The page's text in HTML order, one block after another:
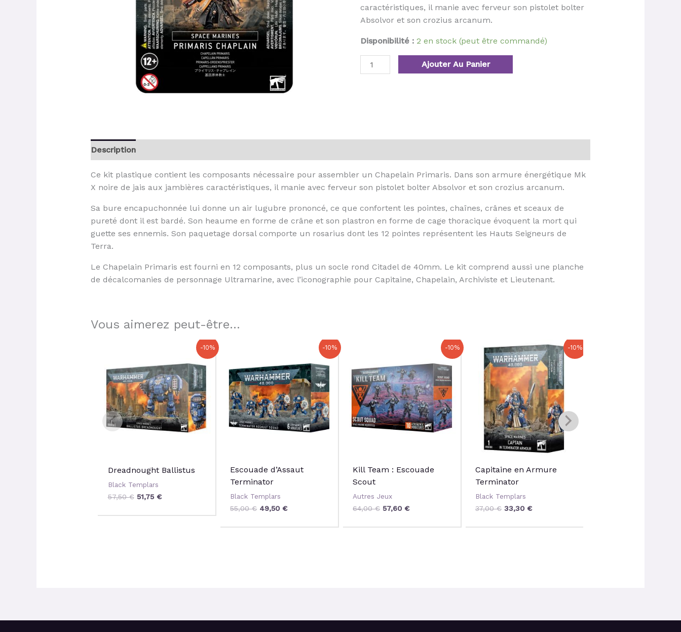
caractéristiques, il manie avec ferveur son pistolet bolter
Absolvor et son crozius arcanum.
Disponibilité : 2 en stock (peut être commandé)
Ajouter Au Panier
Description
Ce kit plastique contient les composants nécessaire pour assembler un Chapelain Primaris. Dans son armure énergétique Mk
X noire de jais aux jambières caractéristiques, il manie avec ferveur son pistolet bolter Absolvor et son crozius arcanum.
Sa bure encapuchonnée lui donne un air lugubre prononcé, ce que confortent les pointes, chaînes, crânes et sceaux de
pureté dont il est bardé. Son heaume en forme de crâne et son plastron en forme de cage thoracique évoquent la mort qui
guette ses ennemis. Son paquetage dorsal comporte un rosarius dont les 12 pointes représentent les Hauts Seigneurs de
Terra.
Le Chapelain Primaris est fourni en 12 composants, plus un socle rond Citadel de 40mm. Le kit comprend aussi une planche
de décalcomanies de personnage Ultramarine, avec l’iconographie pour Capitaine, Chapelain, Archiviste et Lieutenant.
Vous aimerez peut-être...
-10%
Dreadnought Ballistus
Black Templars
57,50€
était :
57,50 €.
51,75 €
actuel
est :
51,75 €.
-10%
Escouade d’Assaut
Terminator
Black Templars
55,00€
était :
55,00 €.
49,50 €
actuel
est :
49,50 €.
-10%
Kill Team : Escouade
Scout
Autres Jeux
64,00€
était :
64,00 €.
57,60 €
actuel
est :
57,60 €.
-10%
Capitaine en Armure
Terminator
Black Templars
37,00€
prix
initial
était :
37,00 €.
33,30 €
Le
prix
actuel
est :
33,30 €.